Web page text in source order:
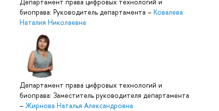
биоправа: Руководитель департамента – Ковалева
Наталия Николаевна
Департамент права цифровых технологий и
биоправа: Заместитель руководителя департамента
– Жирнова Наталья Александровна